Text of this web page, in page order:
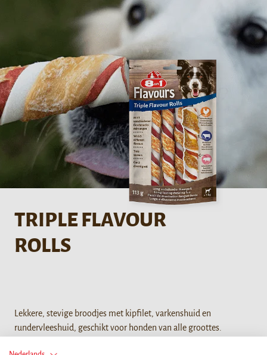
TRIPLE FLAVOUR
ROLLS
Lekkere, stevige broodjes met kipfilet, varkenshuid en
rundervleeshuid, geschikt voor honden van alle groottes.